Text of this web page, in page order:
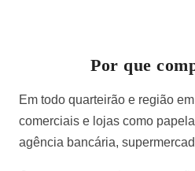
Por que
Em todo quarteirão e região
comerciais e lojas como
agência bancária,